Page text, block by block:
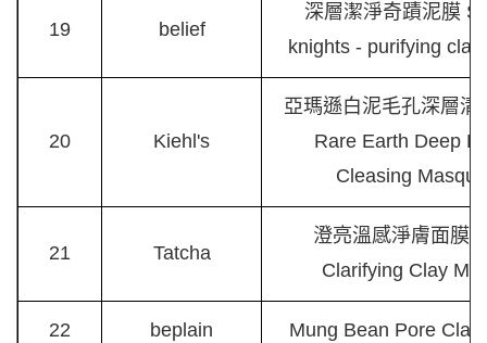
19 belief
深層潔淨奇蹟泥膜
knights - purifying clay
20 Kiehl's
亞瑪遜白泥毛孔深層清
Rare Earth Deep
Cleasing Masque
21 Tatcha
澄亮溫感淨膚面膜
Clarifying Clay
22 beplain Mung Bean Pore Clay